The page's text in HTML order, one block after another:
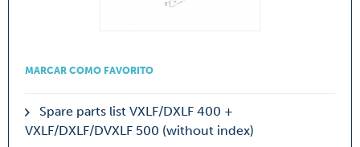
MARCAR COMO FAVORITO
Spare parts list VXLF/DXLF 400 +
VXLF/DXLF/DVXLF 500 (without index)